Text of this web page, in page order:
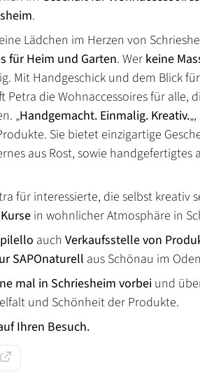
.
Lädchen im Herzen von
für Heim und Garten. Wer keine
Mit Handgeschick und dem Blick
die Wohnaccessoires für alle,
„Handgemacht. Einmalig. Kreativ.
Sie bietet einzigartige
aus Rost, sowie handgefertigtes
für interessierte, die selbst kreativ
in wohnlicher Atmosphäre in
auch Verkaufsstelle von
SAPOnaturell aus Schönau im
mal in Schriesheim vorbei und
und Schönheit der Produkte.
Ihren Besuch.